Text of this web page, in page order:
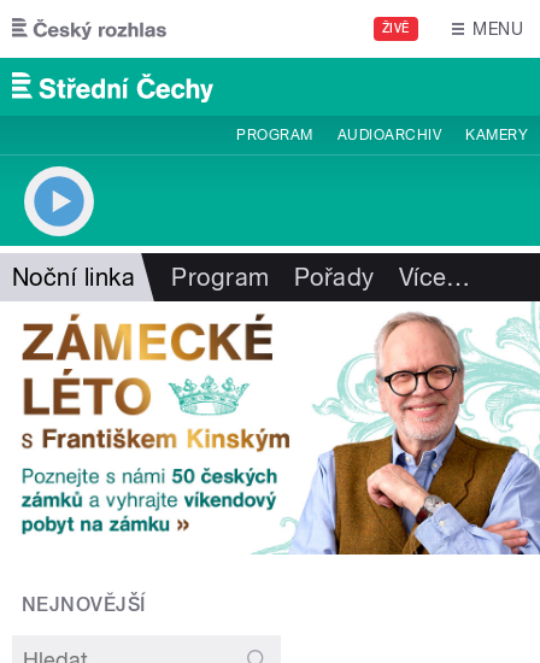
Přejít k hlavnímu obsahu
ŽIVĚ MENU
PROGRAM AUDIOARCHIV KAMERY
Noční linka Program Pořady Více…
NEJNOVĚJŠÍ